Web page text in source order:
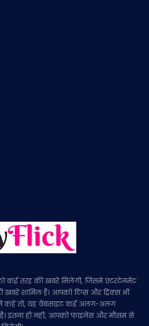
कई तरह की खबरें मिलेंगी, जिसमें एंटरटेनमेंट
खबरें शामिल हैं। आपको टिप्स और ट्रिक्स भी
कहें तो, यह वेबसाइट कई अलग-अलग
इतना ही नहीं, आपको फाइनेंस और मौसम से